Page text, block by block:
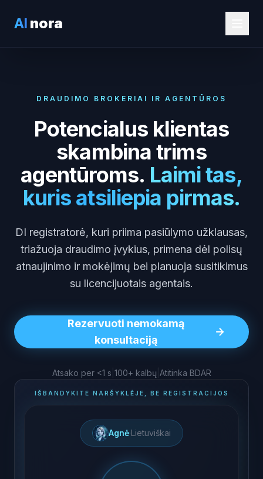
AI nora
DRAUDIMO BROKERIAI IR AGENTŪROS
Potencialus klientas
skambina trims
agentūroms. Laimi tas,
kuris atsiliepia pirmas.
DI registratorė, kuri priima pasiūlymo užklausas,
triažuoja draudimo įvykius, primena dėl polisų
atnaujinimo ir mokėjimų bei planuoja susitikimus
su licencijuotais agentais.
Rezervuoti nemokamą
konsultaciją
Atsako per <1 s 100+ kalbų Atitinka BDAR
IŠBANDYKITE NARŠYKLĖJE, BE REGISTRACIJOS
Agnė·Lietuviškai